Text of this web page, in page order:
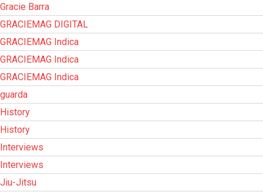
Gracie Barra
GRACIEMAG DIGITAL
GRACIEMAG Indica
GRACIEMAG Indica
GRACIEMAG Indica
guarda
History
History
Interviews
Interviews
Jiu-Jitsu